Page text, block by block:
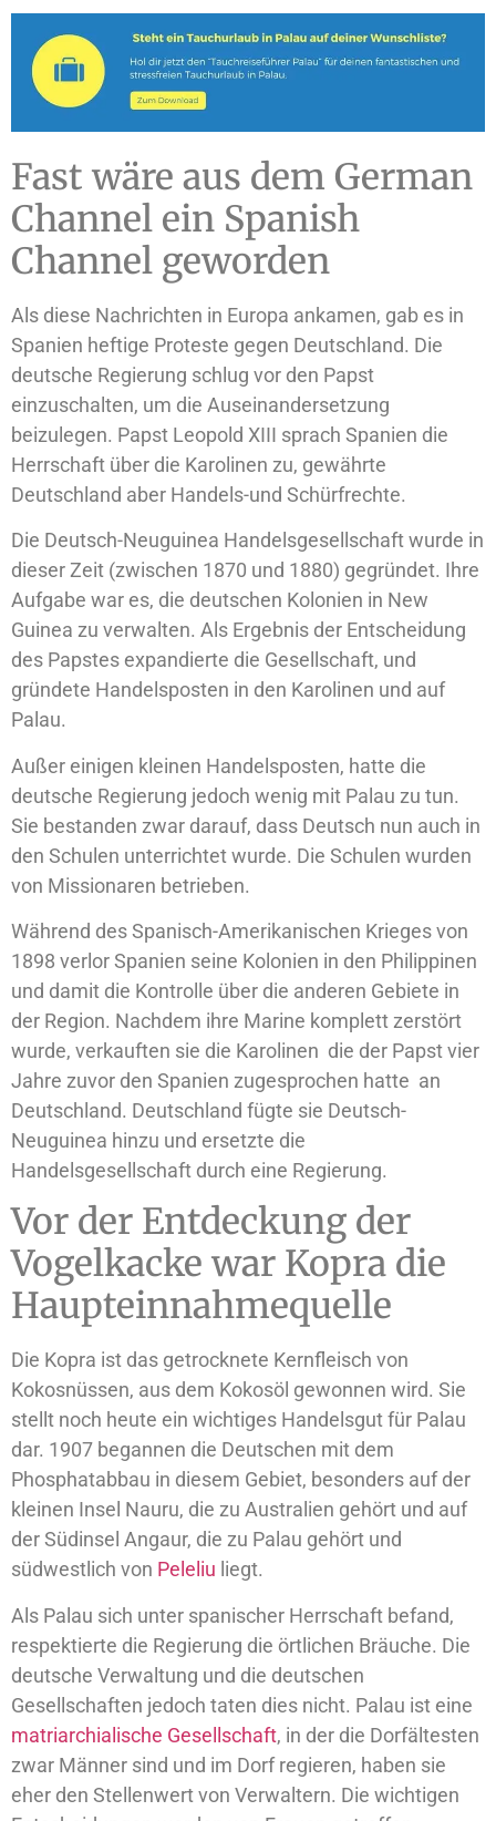
Fast wäre aus dem German
Channel ein Spanish
Channel geworden
Als diese Nachrichten in Europa ankamen, gab es in
Spanien heftige Proteste gegen Deutschland. Die
deutsche Regierung schlug vor den Papst
einzuschalten, um die Auseinandersetzung
beizulegen. Papst Leopold XIII sprach Spanien die
Herrschaft über die Karolinen zu, gewährte
Deutschland aber Handels-und Schürfrechte.
Die Deutsch-Neuguinea Handelsgesellschaft wurde in
dieser Zeit (zwischen 1870 und 1880) gegründet. Ihre
Aufgabe war es, die deutschen Kolonien in New
Guinea zu verwalten. Als Ergebnis der Entscheidung
des Papstes expandierte die Gesellschaft, und
gründete Handelsposten in den Karolinen und auf
Palau.
Außer einigen kleinen Handelsposten, hatte die
deutsche Regierung jedoch wenig mit Palau zu tun.
Sie bestanden zwar darauf, dass Deutsch nun auch in
den Schulen unterrichtet wurde. Die Schulen wurden
von Missionaren betrieben.
Während des Spanisch-Amerikanischen Krieges von
1898 verlor Spanien seine Kolonien in den Philippinen
und damit die Kontrolle über die anderen Gebiete in
der Region. Nachdem ihre Marine komplett zerstört
wurde, verkauften sie die Karolinen ­ die der Papst vier
Jahre zuvor den Spanien zugesprochen hatte ­ an
Deutschland. Deutschland fügte sie Deutsch-
Neuguinea hinzu und ersetzte die
Handelsgesellschaft durch eine Regierung.
Vor der Entdeckung der
Vogelkacke war Kopra die
Haupteinnahmequelle
Die Kopra ist das getrocknete Kernfleisch von
Kokosnüssen, aus dem Kokosöl gewonnen wird. Sie
stellt noch heute ein wichtiges Handelsgut für Palau
dar. 1907 begannen die Deutschen mit dem
Phosphatabbau in diesem Gebiet, besonders auf der
kleinen Insel Nauru, die zu Australien gehört und auf
der Südinsel Angaur, die zu Palau gehört und
südwestlich von Peleliu liegt.
Als Palau sich unter spanischer Herrschaft befand,
respektierte die Regierung die örtlichen Bräuche. Die
deutsche Verwaltung und die deutschen
Gesellschaften jedoch taten dies nicht. Palau ist eine
matriarchialische Gesellschaft, in der die Dorfältesten
zwar Männer sind und im Dorf regieren, haben sie
eher den Stellenwert von Verwaltern. Die wichtigen